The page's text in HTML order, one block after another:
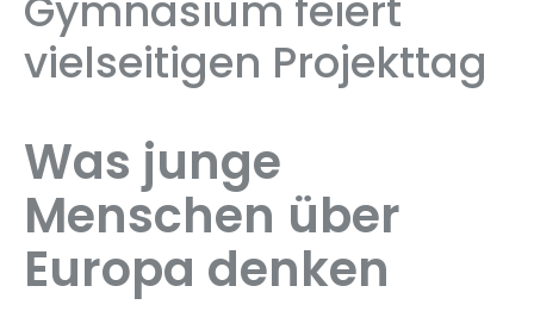
vielseitigen Projekttag
Was junge
Menschen über
Europa denken